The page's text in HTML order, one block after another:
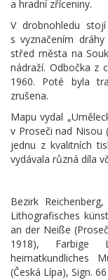
a hradní zříceniny.
V drobnohledu
s vyznačením
střed města na
nádraží. Odbočka z
1960. Poté byla
zrušena.
Mapu vydal
v Proseči nad Nisou
jednu z kvalitních
vydávala různá díla
Bezirk
Lithografisches
an der Neiße
1918), Farbige
heimatkundliches
(Česká Lípa), Sign.